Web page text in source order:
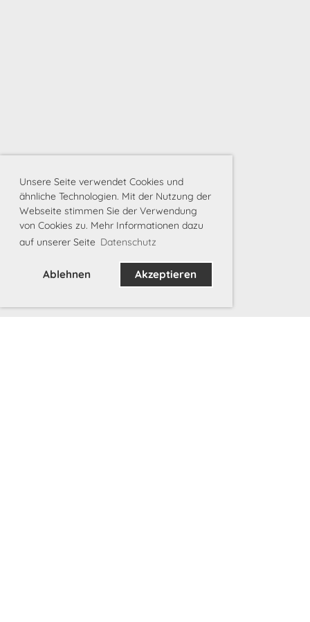
Unsere Seite verwendet Cookies und
ähnliche Technologien. Mit der Nutzung der
Webseite stimmen Sie der Verwendung
von Cookies zu. Mehr Informationen dazu
auf unserer Seite Datenschutz
Ablehnen Akzeptieren